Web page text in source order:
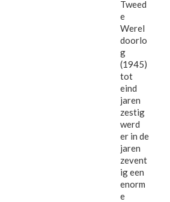
Tweed
e
Werel
doorlo
g
(1945)
tot
eind
jaren
zestig
werd
er in de
jaren
zevent
ig een
enorm
e